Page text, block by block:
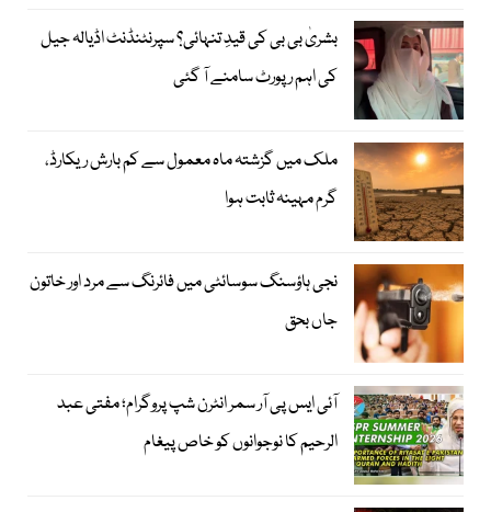
بشریٰ بی بی کی قیدِ تنہائی؟ سپرنٹنڈنٹ اڈیالہ جیل
کی اہم رپورٹ سامنے آ گئی
ملک میں گزشتہ ماہ معمول سے کم بارش ریکارڈ،
گرم مہینہ ثابت ہوا
نجی ہاؤسنگ سوسائٹی میں فائرنگ سے مرد اور خاتون
جاں بحق
آئی ایس پی آر سمر انٹرن شپ پروگرام؛ مفتی عبد
الرحیم کا نوجوانوں کو خاص پیغام